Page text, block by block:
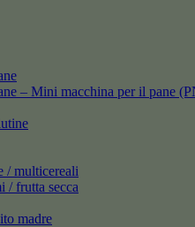
– Mini macchina per il pane
/ multicereali
/ frutta secca
madre